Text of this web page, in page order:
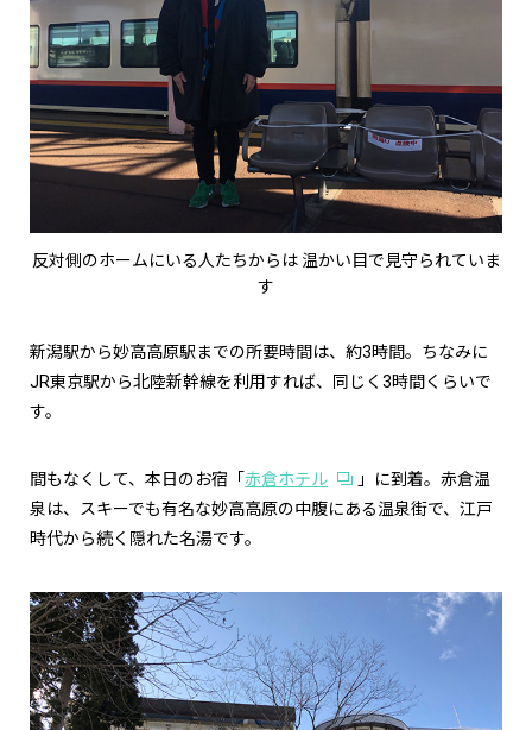
反対側のホームにいる人たちからは 温かい目で見守られていま
す
新潟駅から妙高高原駅までの所要時間は、約3時間。ちなみに
JR東京駅から北陸新幹線を利用すれば、同じく3時間くらいで
す。
間もなくして、本日のお宿「 赤倉ホテル
」に到着。赤倉温
泉は、スキーでも有名な妙高高原の中腹にある温泉街で、江戸
時代から続く隠れた名湯です。